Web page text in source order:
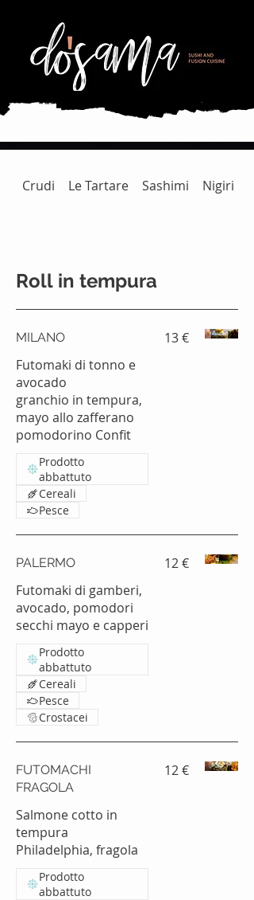
Crudi Le Tartare Sashimi Nigiri
Roll in tempura
MILANO
Futomaki di tonno e
avocado
granchio in tempura,
mayo allo zafferano
pomodorino Confit
13 €
Prodotto
abbattuto
Cereali
Pesce
PALERMO
Futomaki di gamberi,
avocado, pomodori
secchi mayo e capperi
12 €
Prodotto
abbattuto
Cereali
Pesce
Crostacei
FUTOMACHI
FRAGOLA
Salmone cotto in
tempura
Philadelphia, fragola
12 €
Prodotto
abbattuto